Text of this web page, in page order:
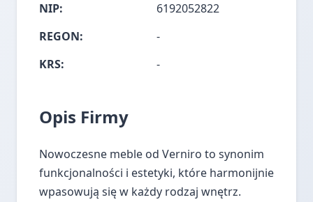
NIP:
6192052822
REGON:
-
KRS:
-
Opis Firmy
Nowoczesne meble od Verniro to synonim
funkcjonalności i estetyki, które harmonijnie
wpasowują się w każdy rodzaj wnętrz.